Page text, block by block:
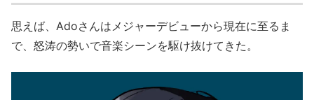
思えば、Adoさんはメジャーデビューから現在に至るま
で、怒涛の勢いで音楽シーンを駆け抜けてきた。